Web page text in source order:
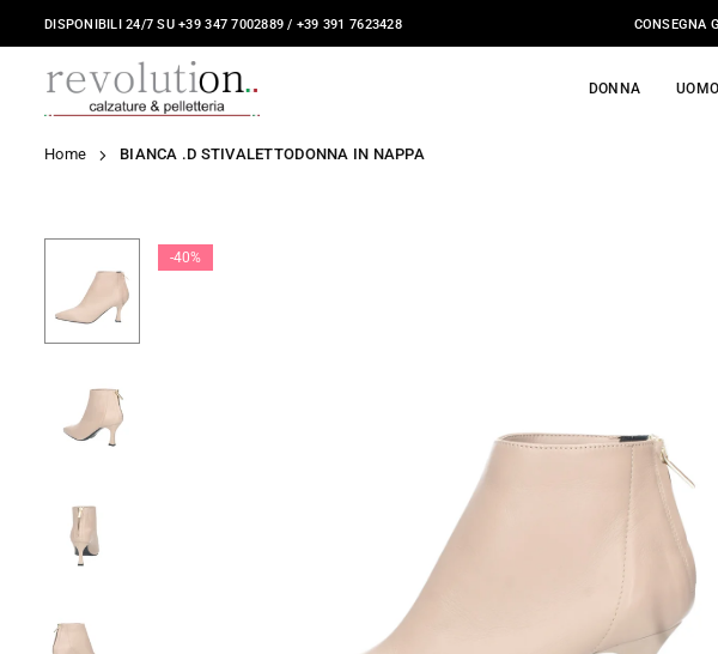
SaltaDISPONIBILI 24/7 SU+39 347 7002889/ +39 391 7623428 CONSEGNA
STORE
DONNA UOMO
Home BIANCA .D STIVALETTODONNA IN NAPPA
-40%